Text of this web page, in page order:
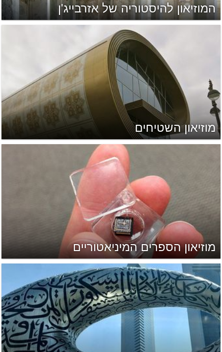
המוזיאון להיסטוריה של אזרבייג'ן
מוזיאון השטיחים
מוזיאון הספרים המיניאטוריים